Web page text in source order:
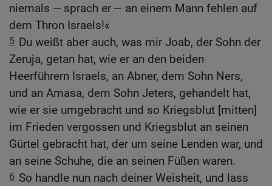
niemals — sprach er — an einem Mann fehlen auf
dem Thron Israels!«
5 Du weißt aber auch, was mir Joab, der Sohn der
Zeruja, getan hat, wie er an den beiden
Heerführern Israels, an Abner, dem Sohn Ners,
und an Amasa, dem Sohn Jeters, gehandelt hat,
wie er sie umgebracht und so Kriegsblut [mitten]
im Frieden vergossen und Kriegsblut an seinen
Gürtel gebracht hat, der um seine Lenden war, und
an seine Schuhe, die an seinen Füßen waren.
6 So handle nun nach deiner Weisheit, und lass